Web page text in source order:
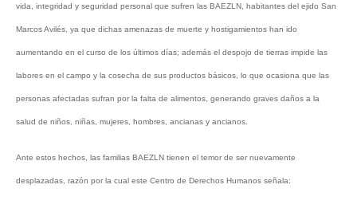
vida, integridad y seguridad personal que sufren las BAEZLN, habitantes del ejido San
Marcos Avilés, ya que dichas amenazas de muerte y hostigamientos han ido
aumentando en el curso de los últimos días; además el despojo de tierras impide las
labores en el campo y la cosecha de sus productos básicos, lo que ocasiona que las
personas afectadas sufran por la falta de alimentos, generando graves daños a la
salud de niños, niñas, mujeres, hombres, ancianas y ancianos.
Ante estos hechos, las familias BAEZLN tienen el temor de ser nuevamente
desplazadas, razón por la cual este Centro de Derechos Humanos señala: